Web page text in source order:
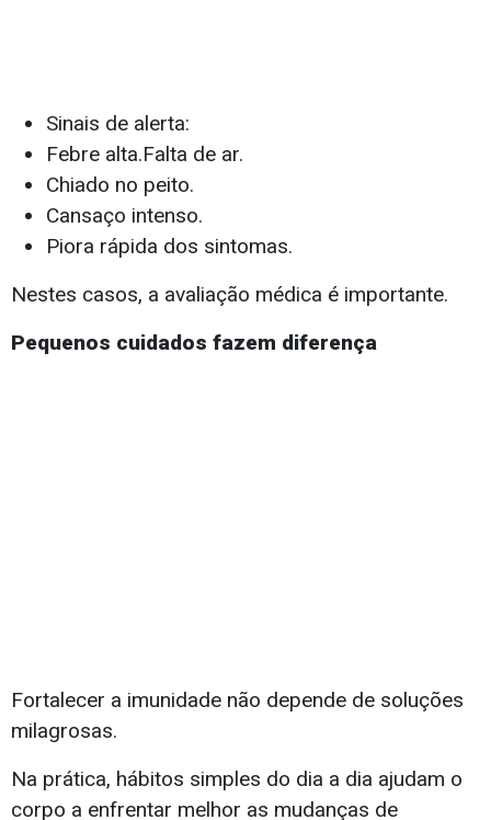
Sinais de alerta:
Febre alta.Falta de ar.
Chiado no peito.
Cansaço intenso.
Piora rápida dos sintomas.
Nestes casos, a avaliação médica é importante.
Pequenos cuidados fazem diferença
Fortalecer a imunidade não depende de soluções
milagrosas.
Na prática, hábitos simples do dia a dia ajudam o
corpo a enfrentar melhor as mudanças de